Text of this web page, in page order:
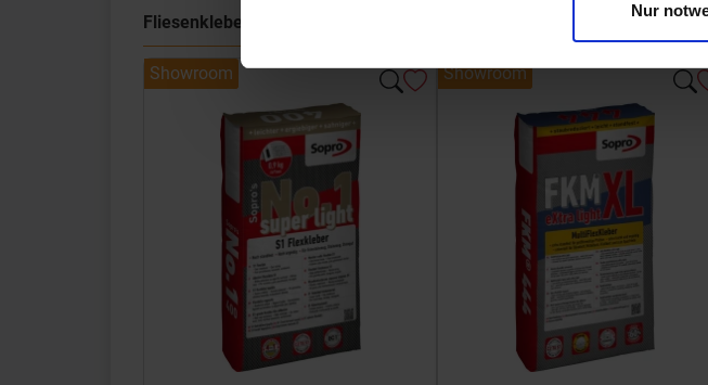
Nur
Fliesenkleber
Showroom Showroom